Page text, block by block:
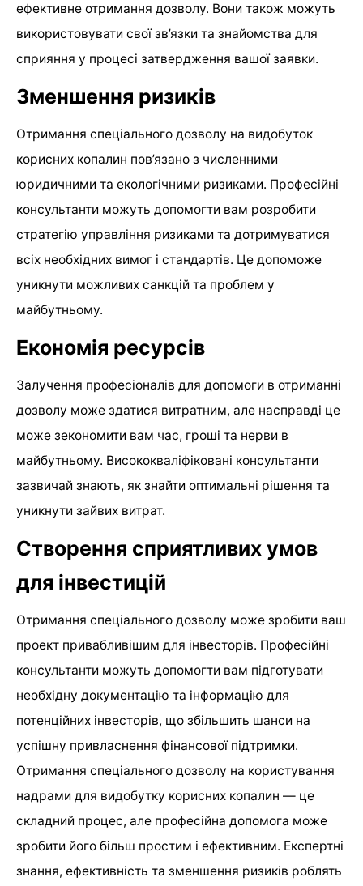
ефективне отримання дозволу. Вони також можуть
використовувати свої зв’язки та знайомства для
сприяння у процесі затвердження вашої заявки.
Зменшення ризиків
Отримання спеціального дозволу на видобуток
корисних копалин пов’язано з численними
юридичними та екологічними ризиками. Професійні
консультанти можуть допомогти вам розробити
стратегію управління ризиками та дотримуватися
всіх необхідних вимог і стандартів. Це допоможе
уникнути можливих санкцій та проблем у
майбутньому.
Економія ресурсів
Залучення професіоналів для допомоги в отриманні
дозволу може здатися витратним, але насправді це
може зекономити вам час, гроші та нерви в
майбутньому. Висококваліфіковані консультанти
зазвичай знають, як знайти оптимальні рішення та
уникнути зайвих витрат.
Створення сприятливих умов
для інвестицій
Отримання спеціального дозволу може зробити ваш
проект привабливішим для інвесторів. Професійні
консультанти можуть допомогти вам підготувати
необхідну документацію та інформацію для
потенційних інвесторів, що збільшить шанси на
успішну привласнення фінансової підтримки.
Отримання спеціального дозволу на користування
надрами для видобутку корисних копалин — це
складний процес, але професійна допомога може
зробити його більш простим і ефективним. Експертні
знання, ефективність та зменшення ризиків роблять